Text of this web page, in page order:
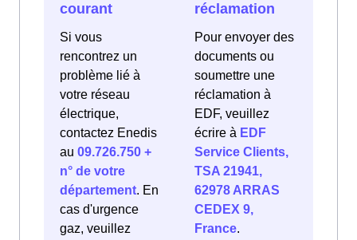
courant
Si vous
rencontrez un
problème lié à
votre réseau
électrique,
contactez Enedis
au 09.726.750 +
n° de votre
département. En
cas d'urgence
gaz, veuillez
réclamation
Pour envoyer des
documents ou
soumettre une
réclamation à
EDF, veuillez
écrire à EDF
Service Clients,
TSA 21941,
62978 ARRAS
CEDEX 9,
France.